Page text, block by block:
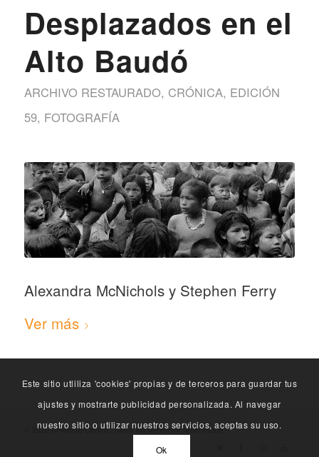
Desplazados en el
Alto Baudó
ARCHIVO RESTAURADO, CRÓNICA, EDICIÓN
59, FOTOGRAFÍA
Alexandra McNichols y Stephen Ferry
Ver más
© 2020 Universo Centro. Todos los derechos reservados. -
Este sitio utliliza 'cookies' propias y de terceros para guardar tus
ajustes y mostrarte publicidad personalizada. Al navegar
nuestro sitio o utilizar nuestros servicios, aceptas su uso.
Ok